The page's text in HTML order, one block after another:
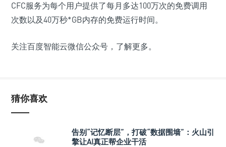
CFC服务为每个用户提供了每月多达100万次的免费调用
次数以及40万秒*GB内存的免费运行时间。
关注百度智能云微信公众号，了解更多。
猜你喜欢
告别“记忆断层”，打破“数据围墙”：火山引
擎让AI真正帮企业干活